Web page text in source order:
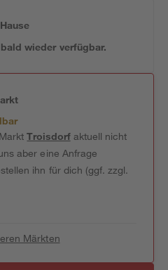
wieder verfügbar.
Troisdorfaktuell nicht
aber eine Anfrage
ihn für dich (ggf. zzgl.
Märkten